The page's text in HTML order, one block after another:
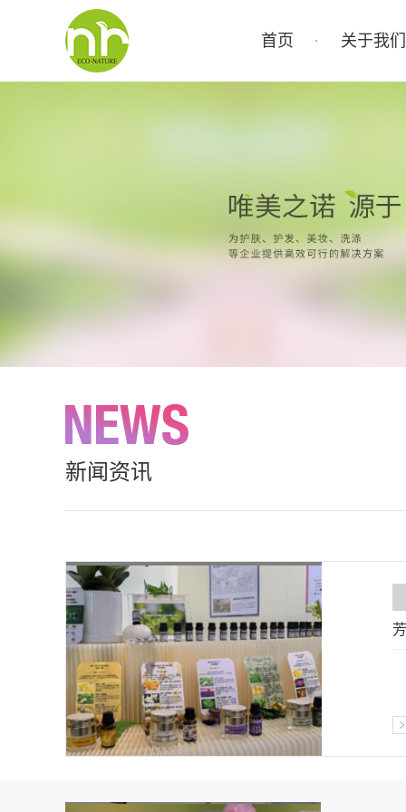
首页 关于我们
新闻资讯